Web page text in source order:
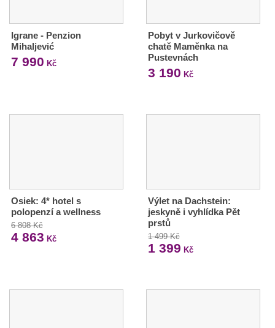
Igrane - Penzion
Mihaljević
7 990 Kč
Pobyt v Jurkovičově
chatě Maměnka na
Pustevnách
3 190 Kč
Osiek: 4* hotel s
polopenzí a wellness
6 808 Kč
4 863 Kč
Výlet na Dachstein:
jeskyně i vyhlídka Pět
prstů
1 499 Kč
1 399 Kč